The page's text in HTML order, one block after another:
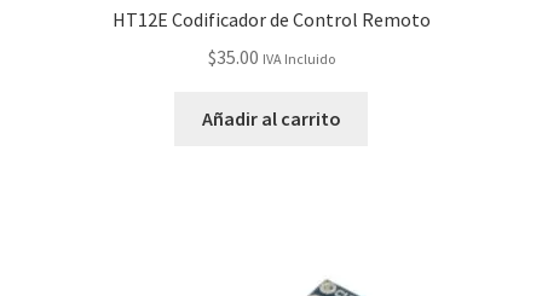
HT12E Codificador de Control Remoto
$35.00 IVA Incluido
Añadir al carrito